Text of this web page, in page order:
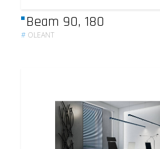
Beam 90, 180
# OLEANT